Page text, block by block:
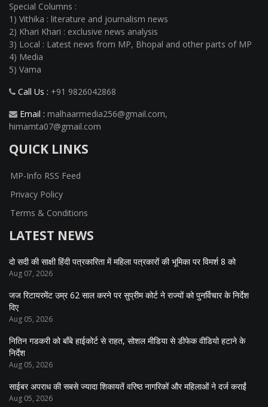
Special Columns :
1) Vithika : literature and journalism news
2) Khari Khari : exclusive news analysis
3) Local : Latest news from MP, Bhopal and other parts of MP
4) Media
5) Vama
Call Us : +91 9826042868
Email : malhaarmedia256@gmail.com,
himamta07@gmail.com
QUICK LINKS
MP-Info RSS Feed
Privacy Policy
Terms & Conditions
LATEST NEWS
दो सदी की साक्षी हिंदी पत्रकारिता में महिला पत्रकारों की भूमिका पर विमर्श 8 को
Aug 07, 2026
जज रिटायरमेंट उम्र 62 साल करने पर सुप्रीम कोर्ट ने राज्यों को पुनर्विचार के निर्देश
दिए
Aug 05, 2026
नितिन गडकरी को बॉंबे हाईकोर्ट से राहत, सोशल मीडिया से डीफेक वीडियो हटाने के
निर्देश
Aug 05, 2026
साईबर अपराध की सबसे ज्यादा शिकायतें वरिष्ठ नागरिकों और महिलाओं ने दर्ज कराईं
Aug 05, 2026